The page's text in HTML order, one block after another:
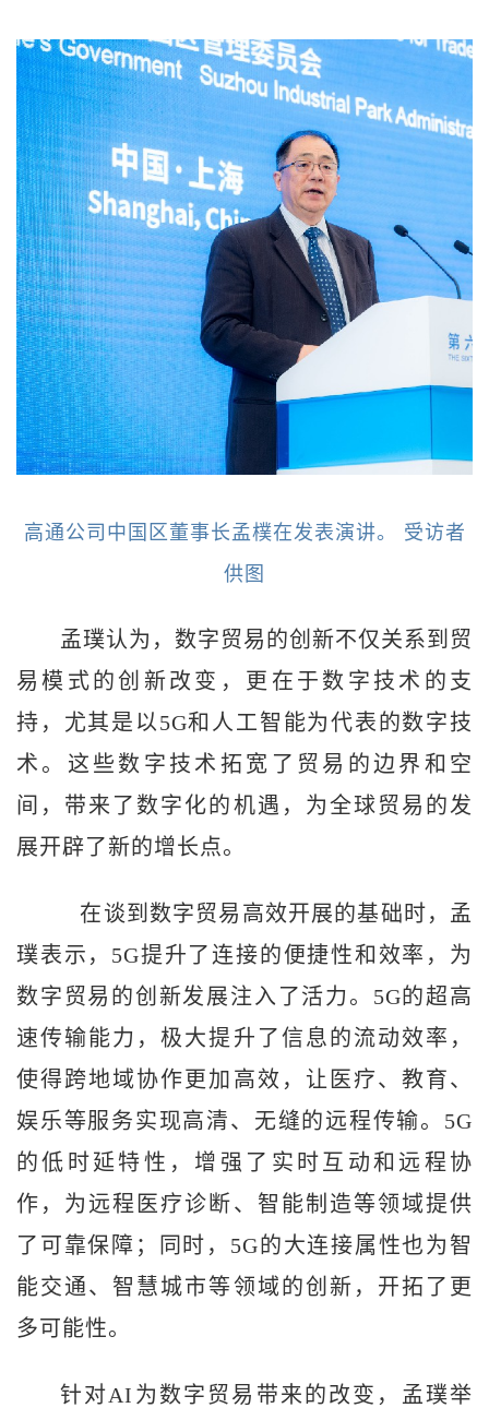
高通公司中国区董事长孟樸在发表演讲。 受访者
供图
孟璞认为，数字贸易的创新不仅关系到贸
易模式的创新改变，更在于数字技术的支
持，尤其是以5G和人工智能为代表的数字技
术。这些数字技术拓宽了贸易的边界和空
间，带来了数字化的机遇，为全球贸易的发
展开辟了新的增长点。
在谈到数字贸易高效开展的基础时，孟
璞表示，5G提升了连接的便捷性和效率，为
数字贸易的创新发展注入了活力。5G的超高
速传输能力，极大提升了信息的流动效率，
使得跨地域协作更加高效，让医疗、教育、
娱乐等服务实现高清、无缝的远程传输。5G
的低时延特性，增强了实时互动和远程协
作，为远程医疗诊断、智能制造等领域提供
了可靠保障；同时，5G的大连接属性也为智
能交通、智慧城市等领域的创新，开拓了更
多可能性。
针对AI为数字贸易带来的改变，孟璞举